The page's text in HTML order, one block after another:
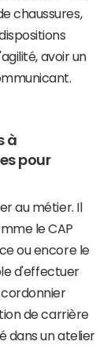
chaussures,
avoir un
à
pour
au métier. Il
le CAP
ou encore le
d'effectuer
de carrière
dans un atelier